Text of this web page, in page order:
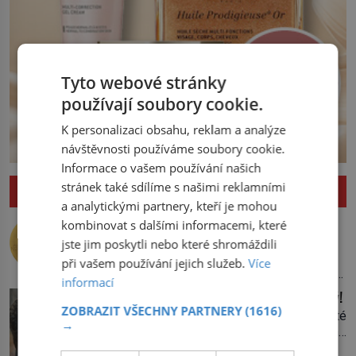
ZAJÍMAVOSTI
Nejlepší úkryt pro Nobelovy ceny?
Chemický roztok!
Po dvou dlouhých letech otevírá dveře
své laboratoře. Oči prolétnou po stole,
aby pak ulpěly na regálu, kde se nachází
všemožné látky. Hledá žluto-oranžovou
tekutinu, jakmile ji zahlédne, nesmírně
Upíří jelen: Seznamte se, kabar pižmový!
Vypadá jako jelen, vlastní dlouhé špičaté
celého světa a narazit na něj je velice
Tyto webové stránky
používají soubory cookie.
K personalizaci obsahu, reklam a analýze
návštěvnosti používáme soubory cookie.
Informace o vašem používání našich
stránek také sdílíme s našimi reklamními
a analytickými partnery, kteří je mohou
kombinovat s dalšími informacemi, které
jste jim poskytli nebo které shromáždili
při vašem používání jejich služeb.Více
informací
ZOBRAZIT VŠECHNY PARTNERY(1616)
→